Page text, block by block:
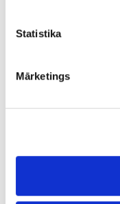
Statistika
Mārketings